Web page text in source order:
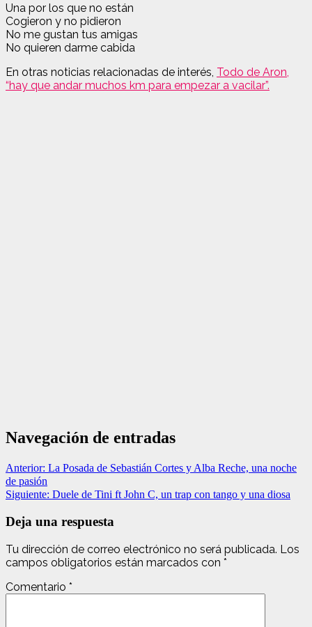
Una por los que no están
Cogieron y no pidieron
No me gustan tus amigas
No quieren darme cabida
En otras noticias relacionadas de interés, Todo de Aron,
“hay que andar muchos km para empezar a vacilar”.
Navegación de entradas
Anterior: La Posada de Sebastián Cortes y Alba Reche, una noche
de pasión
Siguiente: Duele de Tini ft John C, un trap con tango y una diosa
Deja una respuesta
Tu dirección de correo electrónico no será publicada. Los
campos obligatorios están marcados con *
Comentario *